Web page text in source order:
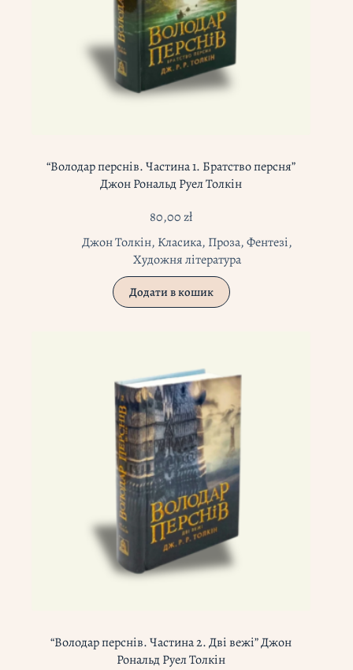
“Володар перснів. Частина 1. Братство персня”
Джон Рональд Руел Толкін
80,00zł
Джон Толкін, Класика, Проза,Фентезі,
Художня література
Додати в кошик
“Володар перснів. Частина 2. Дві вежі” Джон
Рональд Руел Толкін